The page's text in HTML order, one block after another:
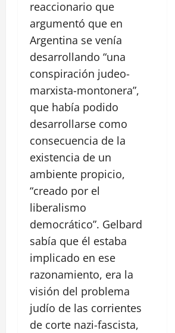
reaccionario que
argumentó que en
Argentina se venía
desarrollando “una
conspiración judeo-
marxista-montonera”,
que había podido
desarrollarse como
consecuencia de la
existencia de un
ambiente propicio,
“creado por el
liberalismo
democrático”. Gelbard
sabía que él estaba
implicado en ese
razonamiento, era la
visión del problema
judío de las corrientes
de corte nazi-fascista,